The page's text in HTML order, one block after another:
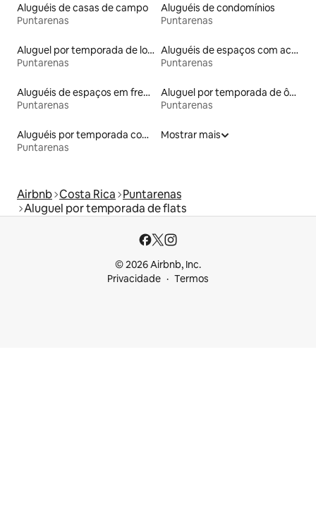
Aluguéis de casas de campo
Puntarenas
Aluguéis de condomínios
Puntarenas
Aluguel por temporada de lofts
Puntarenas
Aluguéis de espaços com acesso direto a pistas de esqui
Puntarenas
Aluguéis de espaços em frente à praia
Puntarenas
Aluguel por temporada de ônibus
Puntarenas
Aluguéis por temporada com caiaque
Puntarenas
Mostrar mais
Airbnb Costa Rica Puntarenas
Aluguel por temporada de flats
© 2026 Airbnb, Inc.
Privacidade
Termos